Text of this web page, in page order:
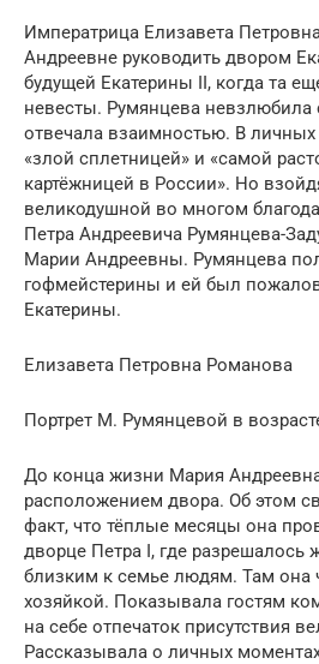
Императрица Елизавета
Андреевне руководить двором
будущей Екатерины II, когда та
невесты. Румянцева
отвечала взаимностью. В
«злой сплетницей» и «самой
картёжницей в России». Но
великодушной во многом
Петра Андреевича Румянцева-
Марии Андреевны. Румянцева
гофмейстерины и ей был
Екатерины.
Елизавета Петровна Романова
Портрет М. Румянцевой в
До конца жизни Мария
расположением двора. Об этом
факт, что тёплые месяцы она
дворце Петра I, где разрешалось
близким к семье людям. Там она
хозяйкой. Показывала гостям
на себе отпечаток присутствия
Рассказывала о личных